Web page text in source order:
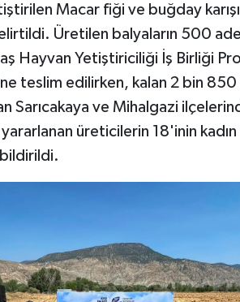
Macar fiği ve buğday
Üretilen balyaların 500
Hayvan Yetiştiriciliği İş Birliği
teslim edilirken, kalan 2 bin
Sarıcakaya ve Mihalgazi
yararlanan üreticilerin 18'inin